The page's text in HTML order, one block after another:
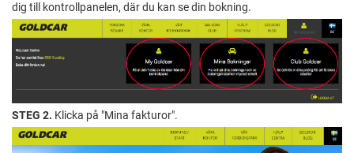
dig till kontrollpanelen, där du kan se din bokning.
STEG 2. Klicka på "Mina fakturor".